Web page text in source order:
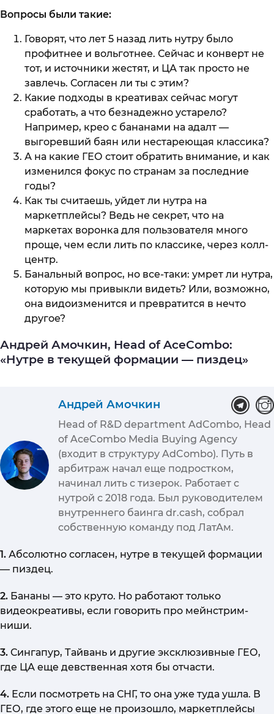
Вопросы были такие:
Говорят, что лет 5 назад лить нутру было
профитнее и вольготнее. Сейчас и конверт не
тот, и источники жестят, и ЦА так просто не
завлечь. Согласен ли ты с этим?
Какие подходы в креативах сейчас могут
сработать, а что безнадежно устарело?
Например, крео с бананами на адалт —
выгоревший баян или нестареющая классика?
А на какие ГЕО стоит обратить внимание, и как
изменился фокус по странам за последние
годы?
Как ты считаешь, уйдет ли нутра на
маркетплейсы? Ведь не секрет, что на
маркетах воронка для пользователя много
проще, чем если лить по классике, через колл-
центр.
Банальный вопрос, но все-таки: умрет ли нутра,
которую мы привыкли видеть? Или, возможно,
она видоизменится и превратится в нечто
другое?
Андрей Амочкин, Head of AceCombo:
«Нутре в текущей формации — пиздец»
Андрей Амочкин
Head of R&D department AdCombo, Head
of AceCombo Media Buying Agency
(входит в структуру AdCombo). Путь в
арбитраж начал еще подростком,
начинал лить с тизерок. Работает с
нутрой с 2018 года. Был руководителем
внутреннего баинга dr.cash, собрал
собственную команду под ЛатАм.
1. Абсолютно согласен, нутре в текущей формации
— пиздец.
2. Бананы — это круто. Но работают только
видеокреативы, если говорить про мейнстрим-
ниши.
3. Сингапур, Тайвань и другие эксклюзивные ГЕО,
где ЦА еще девственная хотя бы отчасти.
4. Если посмотреть на СНГ, то она уже туда ушла. В
ГЕО, где этого еще не произошло, маркетплейсы